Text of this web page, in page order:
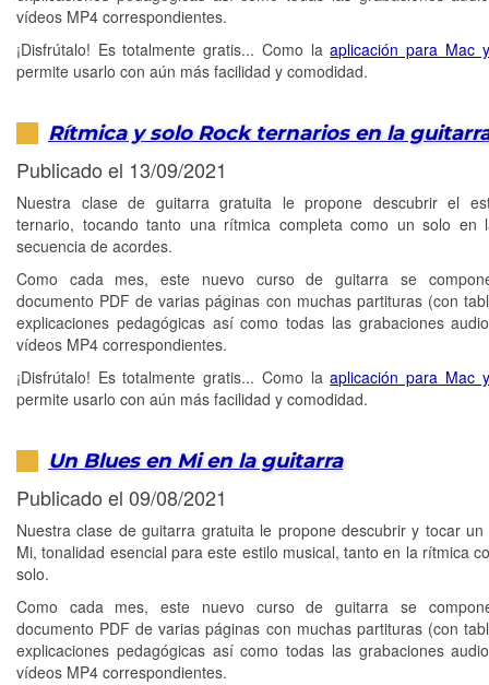
vídeos MP4 correspondientes.
¡Disfrútalo! Es totalmente gratis... Como laaplicación para Mac
permite usarlo con aún más facilidad y comodidad.
Rítmica y solo Rock ternarios en la
Publicado el 13/09/2021
Nuestra clase de guitarra gratuita le propone descubrir el
ternario, tocando tanto una rítmica completa como un solo en
secuencia de acordes.
Como cada mes, este nuevo curso de guitarra se
documento PDF de varias páginas con muchas partituras (con
explicaciones pedagógicas así como todas las grabaciones
vídeos MP4 correspondientes.
¡Disfrútalo! Es totalmente gratis... Como laaplicación para Mac
permite usarlo con aún más facilidad y comodidad.
Un Blues en Mi en la guitarra
Publicado el 09/08/2021
Nuestra clase de guitarra gratuita le propone descubrir y tocar un
Mi, tonalidad esencial para este estilo musical, tanto en la rítmica
solo.
Como cada mes, este nuevo curso de guitarra se
documento PDF de varias páginas con muchas partituras (con
explicaciones pedagógicas así como todas las grabaciones
vídeos MP4 correspondientes.